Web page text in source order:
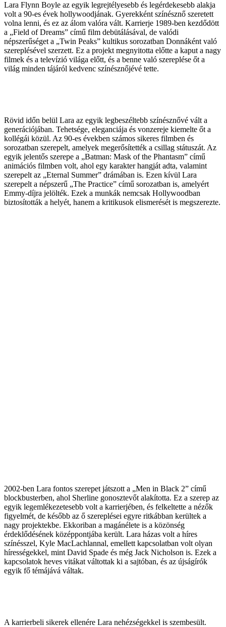
Lara Flynn Boyle az egyik legrejtélyesebb és legérdekesebb alakja
volt a 90-es évek hollywoodjának. Gyerekként színésznő szeretett
volna lenni, és ez az álom valóra vált. Karrierje 1989-ben kezdődött
a „Field of Dreams” című film debütálásával, de valódi
népszerűséget a „Twin Peaks” kultikus sorozatban Donnáként való
szereplésével szerzett. Ez a projekt megnyitotta előtte a kaput a nagy
filmek és a televízió világa előtt, és a benne való szereplése őt a
világ minden tájáról kedvenc színésznőjévé tette.
Rövid időn belül Lara az egyik legbeszéltebb színésznővé vált a
generációjában. Tehetsége, eleganciája és vonzereje kiemelte őt a
kollégái közül. Az 90-es években számos sikeres filmben és
sorozatban szerepelt, amelyek megerősítették a csillag státuszát. Az
egyik jelentős szerepe a „Batman: Mask of the Phantasm” című
animációs filmben volt, ahol egy karakter hangját adta, valamint
szerepelt az „Eternal Summer” drámában is. Ezen kívül Lara
szerepelt a népszerű „The Practice” című sorozatban is, amelyért
Emmy-díjra jelölték. Ezek a munkák nemcsak Hollywoodban
biztosították a helyét, hanem a kritikusok elismerését is megszerezte.
2002-ben Lara fontos szerepet játszott a „Men in Black 2” című
blockbusterben, ahol Sherline gonosztevőt alakította. Ez a szerep az
egyik legemlékezetesebb volt a karrierjében, és felkeltette a nézők
figyelmét, de később az ő szereplései egyre ritkábban kerültek a
nagy projektekbe. Ekkoriban a magánélete is a közönség
érdeklődésének középpontjába került. Lara házas volt a híres
színésszel, Kyle MacLachlannal, emellett kapcsolatban volt olyan
hírességekkel, mint David Spade és még Jack Nicholson is. Ezek a
kapcsolatok heves vitákat váltottak ki a sajtóban, és az újságírók
egyik fő témájává váltak.
A karrierbeli sikerek ellenére Lara nehézségekkel is szembesült.